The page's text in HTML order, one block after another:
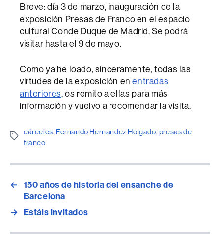
Breve: día 3 de marzo, inauguración de la
exposición Presas de Franco en el espacio
cultural Conde Duque de Madrid. Se podrá
visitar hasta el 9 de mayo.
Como ya he loado, sinceramente, todas las
virtudes de la exposición enentradas
anteriores, os remito a ellas para más
información y vuelvo a recomendar la visita.
Etiquetes
cárceles, Fernando Hernandez Holgado, presas de
franco
← 150 años de historia del ensanche de
Barcelona
→ Estáis invitados